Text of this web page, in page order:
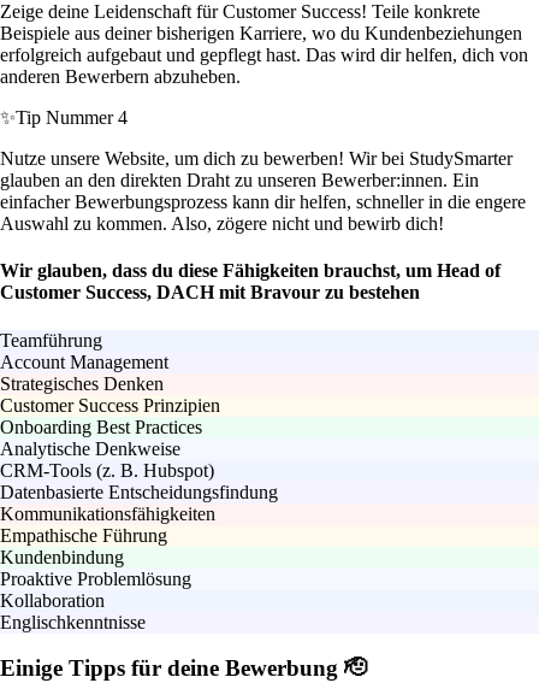
Zeige deine Leidenschaft für Customer Success! Teile konkrete
Beispiele aus deiner bisherigen Karriere, wo du Kundenbeziehungen
erfolgreich aufgebaut und gepflegt hast. Das wird dir helfen, dich von
anderen Bewerbern abzuheben.
✨Tip Nummer 4
Nutze unsere Website, um dich zu bewerben! Wir bei StudySmarter
glauben an den direkten Draht zu unseren Bewerber:innen. Ein
einfacher Bewerbungsprozess kann dir helfen, schneller in die engere
Auswahl zu kommen. Also, zögere nicht und bewirb dich!
Wir glauben, dass du diese Fähigkeiten brauchst, um Head of
Customer Success, DACH mit Bravour zu bestehen
Teamführung
Account Management
Strategisches Denken
Customer Success Prinzipien
Onboarding Best Practices
Analytische Denkweise
CRM-Tools (z. B. Hubspot)
Datenbasierte Entscheidungsfindung
Kommunikationsfähigkeiten
Empathische Führung
Kundenbindung
Proaktive Problemlösung
Kollaboration
Englischkenntnisse
Einige Tipps für deine Bewerbung 🫡